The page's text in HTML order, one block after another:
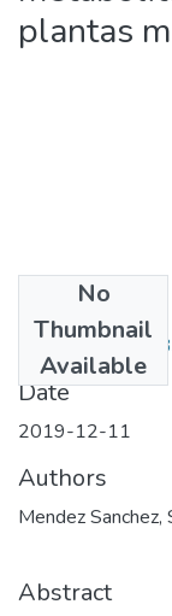
plantas
No
Thumbnail
Available
Date
2019-12-11
Authors
Mendez Sanchez,
Abstract